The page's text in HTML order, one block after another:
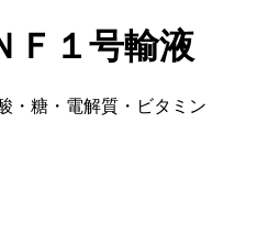
Ｆ１号輸液
・糖・電解質・ビタミン